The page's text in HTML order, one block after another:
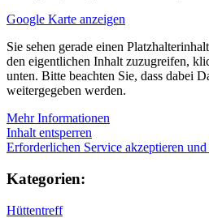
Google Karte anzeigen
Sie sehen gerade einen
den eigentlichen Inhalt zuzugreifen,
unten. Bitte beachten Sie, dass dabei
weitergegeben werden.
Mehr Informationen
Inhalt entsperren
Erforderlichen Service akzeptieren und
Kategorien:
Hüttentreff